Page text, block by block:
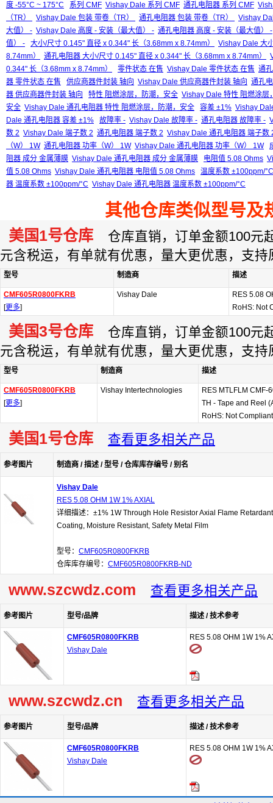
度 -55°C ~ 175°C
系列 CMF Vishay Dale 系列 CMF 通孔电阻器 系列 CMF
（TR）
Vishay Dale 包装 带卷（TR） 通孔电阻器 包装 带卷（TR）
Vishay
大值） - Vishay Dale 高度 - 安装（最大值） - 通孔电阻器 高度 - 安装（最大值） -
值） -
大小/尺寸 0.145" 直径 x 0.344" 长（3.68mm x 8.74mm）
Vishay Dale 大
8.74mm）
通孔电阻器 大小/尺寸 0.145" 直径 x 0.344" 长（3.68mm x 8.74mm）
0.344" 长（3.68mm x 8.74mm）
零件状态 在售 Vishay Dale 零件状态 在售 通
器 零件状态 在售
供应商器件封装 轴向 Vishay Dale 供应商器件封装 轴向 通孔
器 供应商器件封装 轴向
特性 阻燃涂层，防潮，安全 Vishay Dale 特性 阻燃涂层
安全 Vishay Dale 通孔电阻器 特性 阻燃涂层，防潮，安全 容差 ±1% Vishay
Dale 通孔电阻器 容差 ±1%
故障率 - Vishay Dale 故障率 - 通孔电阻器 故障率 -
数 2 Vishay Dale 端子数 2 通孔电阻器 端子数 2 Vishay Dale 通孔电阻器 端子数
（W） 1W 通孔电阻器 功率（W） 1W Vishay Dale 通孔电阻器 功率（W） 1W
阻器 成分 金属薄膜 Vishay Dale 通孔电阻器 成分 金属薄膜 电阻值 5.08 Ohms
值 5.08 Ohms Vishay Dale 通孔电阻器 电阻值 5.08 Ohms
温度系数 ±100ppm/°C
器 温度系数 ±100ppm/°C Vishay Dale 通孔电阻器 温度系数 ±100ppm/°C
其他仓库类似型号及
美国1号仓库 仓库直销，订单金额100元
元含税运，有单就有优惠，量大更优惠，支持
型号 制造商 描述
CMF605R0800FKRB
[更多]
Vishay Dale
RES 5.08
RoHS: Not
美国3号仓库 仓库直销，订单金额100元
元含税运，有单就有优惠，量大更优惠，支持
型号 制造商 描述
CMF605R0800FKRB
[更多]
Vishay Intertechnologies
RES MTLFLM CMF-
TH - Tape and Reel
RoHS: Not Compliant
美国1号仓库 查看更多相关产品
参考图片 制造商 / 描述 / 型号 / 仓库库存编号 / 别名
Vishay Dale
RES 5.08 OHM 1W 1% AXIAL
详细描述：±1% 1W Through Hole Resistor Axial Flame Retardant
Coating, Moisture Resistant, Safety Metal Film
型号： CMF605R0800FKRB
仓库库存编号： CMF605R0800FKRB-ND
www.szcwdz.com 查看更多相关产品
参考图片 型号/品牌 描述 / 技术参考
CMF605R0800FKRB
Vishay Dale
RES 5.08 OHM 1W 1%
www.szcwdz.cn 查看更多相关产品
参考图片 型号/品牌 描述 / 技术参考
CMF605R0800FKRB
Vishay Dale
RES 5.08 OHM 1W 1%